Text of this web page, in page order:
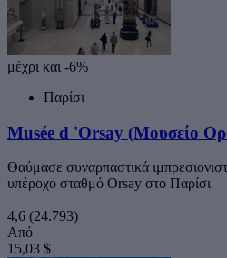
μέχρι και -6%
Παρίσι
Musée d 'Orsay (Μουσείο
Θαύμασε συναρπαστικά
υπέροχο σταθμό Orsay στο Παρίσι
4,6 (24.793)
Από
15,03 $